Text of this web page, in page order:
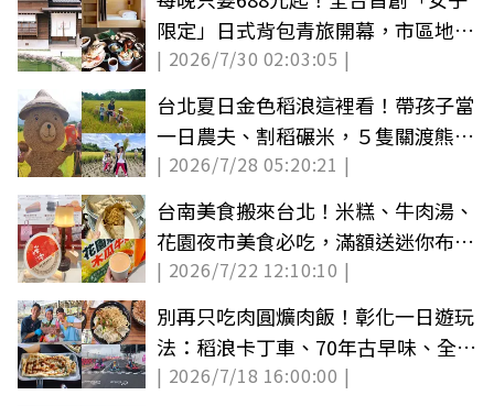
限定」日式背包青旅開幕，市區地點
絕佳
| 2026/7/30 02:03:05 |
台北夏日金色稻浪這裡看！帶孩子當
一日農夫、割稻碾米，５隻關渡熊超
好拍
| 2026/7/28 05:20:21 |
台南美食搬來台北！米糕、牛肉湯、
花園夜市美食必吃，滿額送迷你布丁
燈
| 2026/7/22 12:10:10 |
別再只吃肉圓爌肉飯！彰化一日遊玩
法：稻浪卡丁車、70年古早味、全新
千坪夜市
| 2026/7/18 16:00:00 |